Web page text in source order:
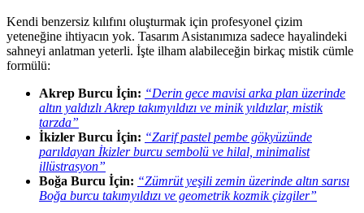
Kendi benzersiz kılıfını oluşturmak için profesyonel çizim
yeteneğine ihtiyacın yok. Tasarım Asistanımıza sadece hayalindeki
sahneyi anlatman yeterli. İşte ilham alabileceğin birkaç mistik cümle
formülü:
Akrep Burcu İçin: “Derin gece mavisi arka plan üzerinde
altın yaldızlı Akrep takımyıldızı ve minik yıldızlar, mistik
tarzda”
İkizler Burcu İçin: “Zarif pastel pembe gökyüzünde
parıldayan İkizler burcu sembolü ve hilal, minimalist
illüstrasyon”
Boğa Burcu İçin: “Zümrüt yeşili zemin üzerinde altın sarısı
Boğa burcu takımyıldızı ve geometrik kozmik çizgiler”